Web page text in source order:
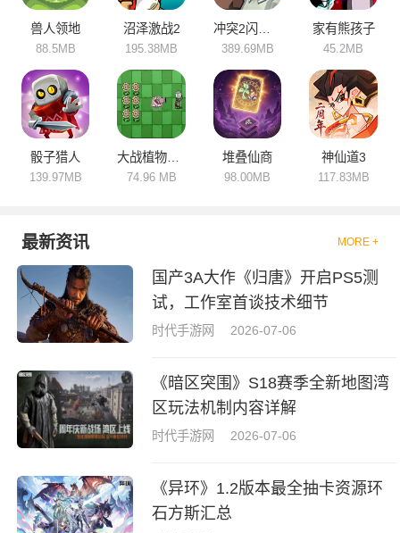
兽人领地
88.5MB
沼泽激战2
195.38MB 389.69MB
家有熊孩子
45.2MB
骰子猎人
139.97MB 74.96 MB
堆叠仙商
98.00MB
神仙道3
117.83MB
最新资讯 MORE +
国产3A大作《归唐》开启PS5测
试，工作室首谈技术细节
时代手游网 2026-07-06
《暗区突围》S18赛季全新地图湾
区玩法机制内容详解
时代手游网 2026-07-06
《异环》1.2版本最全抽卡资源环
石方斯汇总